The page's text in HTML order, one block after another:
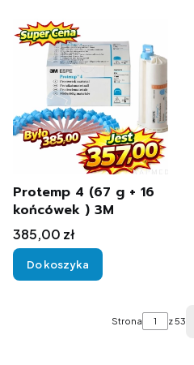
Protemp 4 (67 g + 16
końcówek ) 3M
Cena
385,00 zł
Do koszyka
Strona z 53